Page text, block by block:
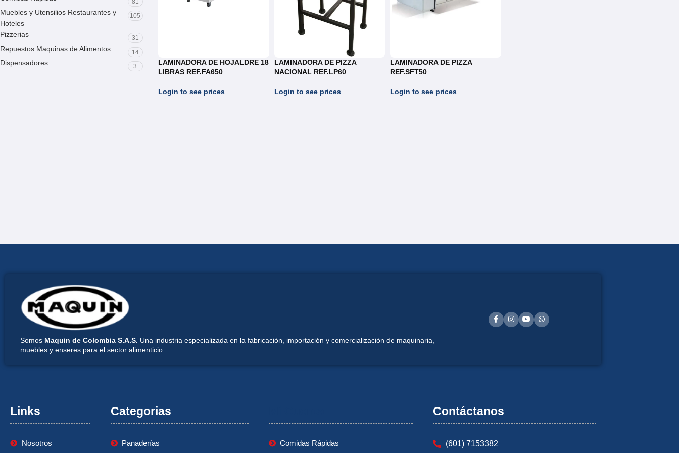
81
Muebles y Utensilios Restaurantes y
Hoteles
105
Pizzerias 31
Repuestos Maquinas de Alimentos 14
Dispensadores 3
LAMINADORA DE HOJALDRE 18
LIBRAS REF.FA650
Login to see prices
LAMINADORA DE PIZZA
NACIONAL REF.LP60
Login to see prices
LAMINADORA DE PIZZA
REF.SFT50
Login to see prices
Somos Maquin de Colombia S.A.S. Una industria especializada en la fabricación, importación y comercialización de maquinaria,
muebles y enseres para el sector alimenticio.
Links
Nosotros
Categorias
Panaderías
Comidas Rápidas
Contáctanos
(601) 7153382